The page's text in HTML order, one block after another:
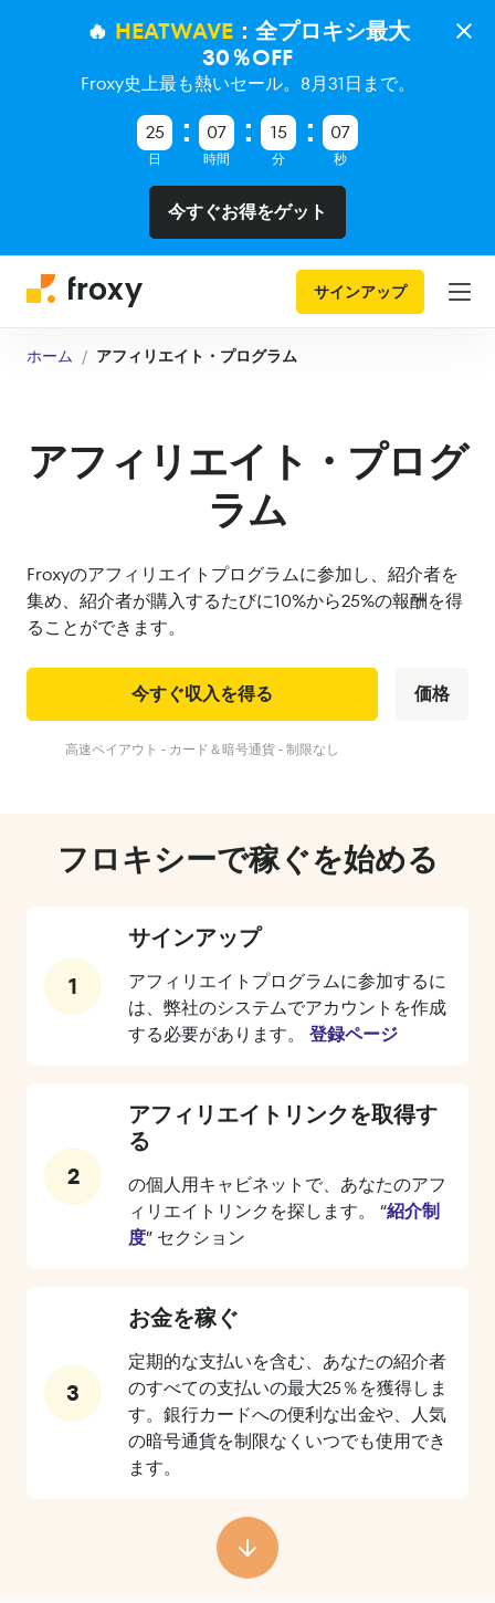
🔥 HEATWAVE：全プロキシ最大
30％OFF
Froxy史上最も熱いセール。8月31日まで。
25
日
07
時間
15
分
07
秒
今すぐお得をゲット
サインアップ
ホーム アフィリエイト・プログラム
アフィリエイト・プログ
ラム
Froxyのアフィリエイトプログラムに参加し、紹介者を
集め、紹介者が購入するたびに10%から25%の報酬を得
ることができます。
今すぐ収入を得る
高速ペイアウト - カード＆暗号通貨 - 制限なし
価格
フロキシーで稼ぐを始める
1
サインアップ
アフィリエイトプログラムに参加するに
は、弊社のシステムでアカウントを作成
する必要があります。 登録ページ
2
アフィリエイトリンクを取得す
る
の個人用キャビネットで、あなたのアフ
ィリエイトリンクを探します。 “紹介制
度” セクション
3
お金を稼ぐ
定期的な支払いを含む、あなたの紹介者
のすべての支払いの最大25％を獲得しま
す。銀行カードへの便利な出金や、人気
の暗号通貨を制限なくいつでも使用でき
ます。